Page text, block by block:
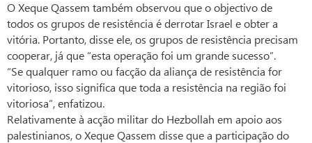
O Xeque Qassem também observou que o objectivo de
todos os grupos de resistência é derrotar Israel e obter a
vitória. Portanto, disse ele, os grupos de resistência precisam
cooperar, já que “esta operação foi um grande sucesso”.
“Se qualquer ramo ou facção da aliança de resistência for
vitorioso, isso significa que toda a resistência na região foi
vitoriosa”, enfatizou.
Relativamente à acção militar do Hezbollah em apoio aos
palestinianos, o Xeque Qassem disse que a participação do